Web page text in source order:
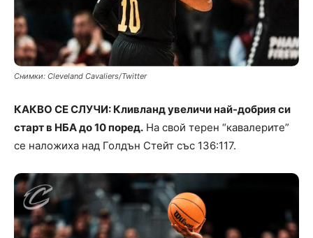
Снимки: Cleveland Cavaliers/Twitter
КАКВО СЕ СЛУЧИ: Кливланд увеличи най-добрия си
старт в НБА до 10 поред. На свой терен “кавалерите”
се наложиха над Голдън Стейт със 136:117.